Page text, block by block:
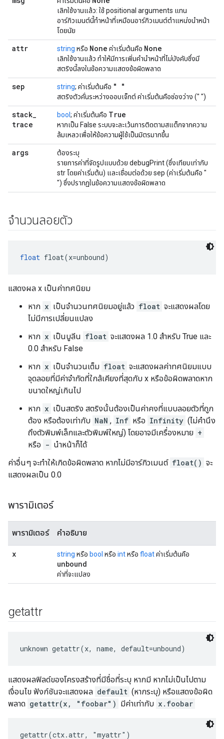
เลิกใช้งานแล้ว: ใช้ positional arguments แทน
อาร์กิวเมนต์นี้ทําหน้าที่เหมือนอาร์กิวเมนต์ตําแหน่งนําหน้า
โดยนัย
attr string หรือ None ค่าเริ่มต้นคือ None
เลิกใช้งานแล้ว ทำให้มีการเพิ่มคำนำหน้าที่ไม่บังคับซึ่งมี
สตริงนี้ลงในข้อความแสดงข้อผิดพลาด
sep string; ค่าเริ่มต้นคือ " "
สตริงตัวคั่นระหว่างออบเจ็กต์ ค่าเริ่มต้นคือช่องว่าง (" ")
stack_
trace
bool ; ค่าเริ่มต้นคือ True
หากเป็น False ระบบจะละเว้นการติดตามสแต็กจากความ
ล้มเหลวเพื่อให้ข้อความผู้ใช้เป็นมิตรมากขึ้น
args
ต้องระบุ
รายการค่าที่จัดรูปแบบด้วย debugPrint (ซึ่งเทียบเท่ากับ
str โดยค่าเริ่มต้น) และเชื่อมต่อด้วย sep (ค่าเริ่มต้นคือ "
") ซึ่งปรากฏในข้อความแสดงข้อผิดพลาด
จำนวนลอยตัว
float float(x=unbound)
แสดงผล x เป็นค่าทศนิยม
หาก x เป็นจำนวนทศนิยมอยู่แล้ว float จะแสดงผลโดย
ไม่มีการเปลี่ยนแปลง
หาก x เป็นบูลีน float จะแสดงผล 1.0 สำหรับ True และ
0.0 สำหรับ False
หาก x เป็นจำนวนเต็ม float จะแสดงผลค่าทศนิยมแบบ
จุดลอยที่มีค่าจำกัดที่ใกล้เคียงที่สุดกับ x หรือข้อผิดพลาดหาก
ขนาดใหญ่เกินไป
หาก x เป็นสตริง สตริงนั้นต้องเป็นค่าคงที่แบบลอยตัวที่ถูก
ต้อง หรือต้องเท่ากับ NaN , Inf หรือ Infinity (ไม่คำนึง
ถึงตัวพิมพ์เล็กและตัวพิมพ์ใหญ่) โดยอาจมีเครื่องหมาย +
หรือ - นำหน้าก็ได้
ค่าอื่นๆ จะทำให้เกิดข้อผิดพลาด หากไม่มีอาร์กิวเมนต์ float() จะ
แสดงผลเป็น 0.0
พารามิเตอร์
พารามิเตอร์ คำอธิบาย
x string หรือ bool หรือ intหรือ floatค่าเริ่มต้นคือ
unbound
ค่าที่จะแปลง
getattr
unknown getattr(x, name, default=unbound)
แสดงผลฟิลด์ของโครงสร้างที่มีชื่อที่ระบุ หากมี หากไม่เป็นไปตาม
เงื่อนไข ฟังก์ชันจะแสดงผล default (หากระบุ) หรือแสดงข้อผิด
พลาด getattr(x, "foobar") มีค่าเท่ากับ x.foobar
getattr(ctx.attr, "myattr")